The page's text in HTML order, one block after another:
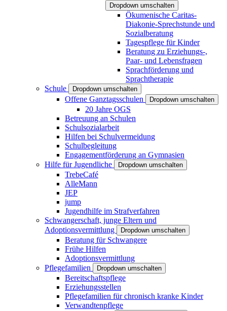
Dropdown umschalten
Ökumenische Caritas-
Diakonie-Sprechstunde und
Sozialberatung
Tagespflege für Kinder
Beratung zu Erziehungs-,
Paar- und Lebensfragen
Sprachförderung und
Sprachtherapie
Schule
Dropdown umschalten
Offene Ganztagsschulen Dropdown umschalten
20 Jahre OGS
Betreuung an Schulen
Schulsozialarbeit
Hilfen bei Schulvermeidung
Schulbegleitung
Engagementförderung an Gymnasien
Hilfe für Jugendliche
Dropdown umschalten
TrebeCafé
AlleMann
JEP
jump
Jugendhilfe im Strafverfahren
Schwangerschaft, junge Eltern und
Adoptionsvermittlung
Dropdown umschalten
Beratung für Schwangere
Frühe Hilfen
Adoptionsvermittlung
Pflegefamilien
Dropdown umschalten
Bereitschaftspflege
Erziehungsstellen
Pflegefamilien für chronisch kranke Kinder
Verwandtenpflege